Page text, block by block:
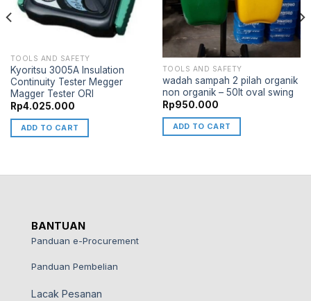
TOOLS AND SAFETY
Kyoritsu 3005A Insulation
Continuity Tester Megger
Magger Tester ORI
Rp4.025.000
ADD TO CART
TOOLS AND SAFETY
wadah sampah 2 pilah organik
non organik – 50lt oval swing
Rp950.000
ADD TO CART
BANTUAN
Panduan e-Procurement
Panduan Pembelian
Lacak Pesanan